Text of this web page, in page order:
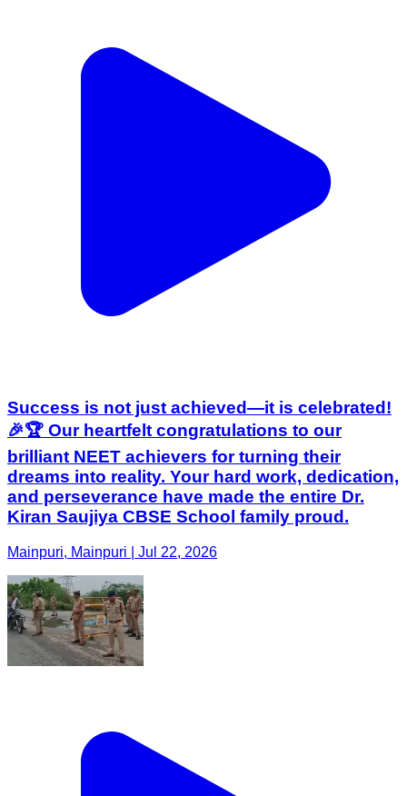
Success is not just achieved—it is celebrated!
🎉🏆 Our heartfelt congratulations to our
brilliant NEET achievers for turning their
dreams into reality. Your hard work, dedication,
and perseverance have made the entire Dr.
Kiran Saujiya CBSE School family proud.
Mainpuri, Mainpuri | Jul 22, 2026